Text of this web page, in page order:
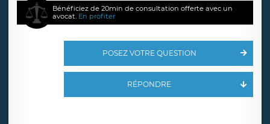
Bénéficiez de 20min de consultation offerte avec un
avocat. En profiter
POSEZ VOTRE QUESTION
RÉPONDRE